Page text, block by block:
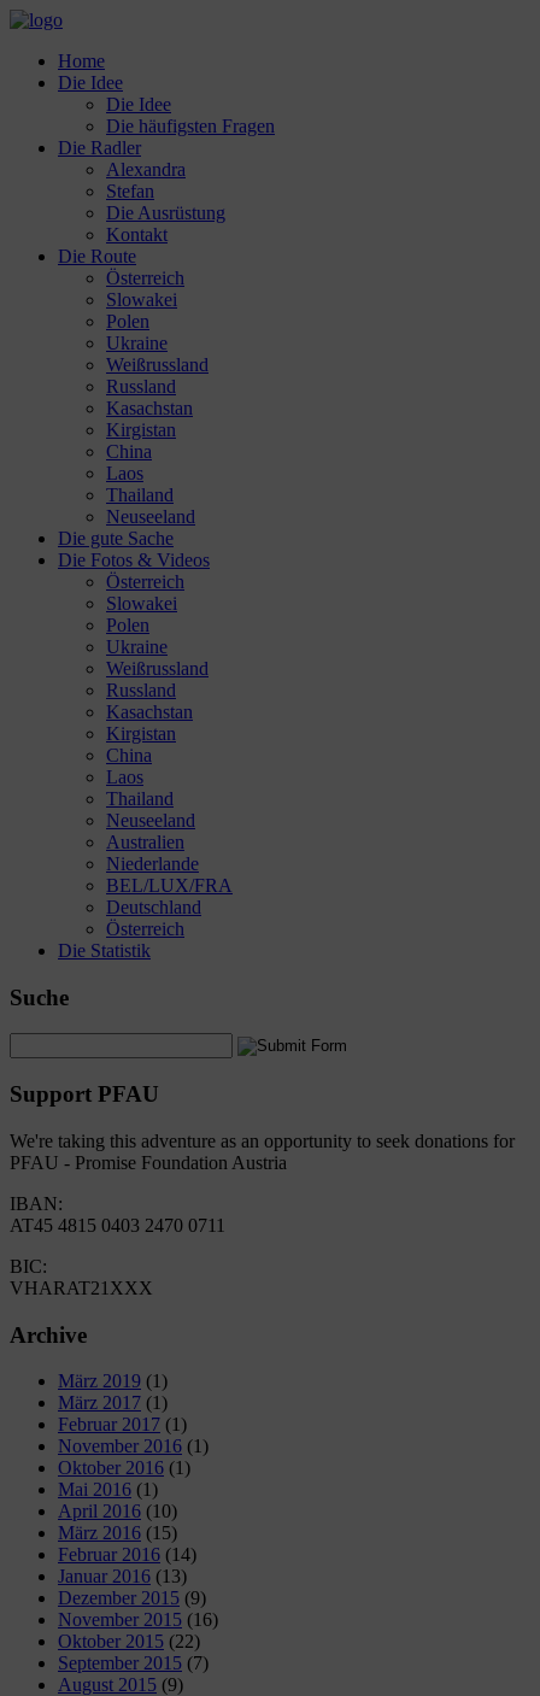
Home
Die Idee
Die Idee
Die häufigsten Fragen
Die Radler
Alexandra
Stefan
Die Ausrüstung
Kontakt
Die Route
Österreich
Slowakei
Polen
Ukraine
Weißrussland
Russland
Kasachstan
Kirgistan
China
Laos
Thailand
Neuseeland
Die gute Sache
Die Fotos & Videos
Österreich
Slowakei
Polen
Ukraine
Weißrussland
Russland
Kasachstan
Kirgistan
China
Laos
Thailand
Neuseeland
Australien
Niederlande
BEL/LUX/FRA
Deutschland
Österreich
Die Statistik
Suche
Support PFAU
We're taking this adventure as an opportunity to seek donations for
PFAU - Promise Foundation Austria
IBAN:
AT45 4815 0403 2470 0711
BIC:
VHARAT21XXX
Archive
März 2019 (1)
März 2017 (1)
Februar 2017 (1)
November 2016 (1)
Oktober 2016 (1)
Mai 2016 (1)
April 2016 (10)
März 2016 (15)
Februar 2016 (14)
Januar 2016 (13)
Dezember 2015 (9)
November 2015 (16)
Oktober 2015 (22)
September 2015 (7)
August 2015 (9)